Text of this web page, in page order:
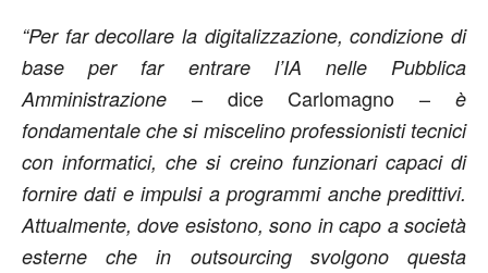
“Per far decollare la digitalizzazione, condizione di
base per far entrare l’IA nelle Pubblica
Amministrazione – dice Carlomagno – è
fondamentale che si miscelino professionisti tecnici
con informatici, che si creino funzionari capaci di
fornire dati e impulsi a programmi anche predittivi.
Attualmente, dove esistono, sono in capo a società
esterne che in outsourcing svolgono questa